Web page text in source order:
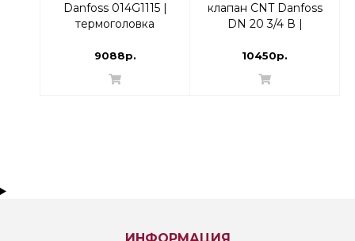
Danfoss 014G1115 |
термоголовка
9088р.
клапан CNT Danfoss
DN 20 3/4 В |
10450р.